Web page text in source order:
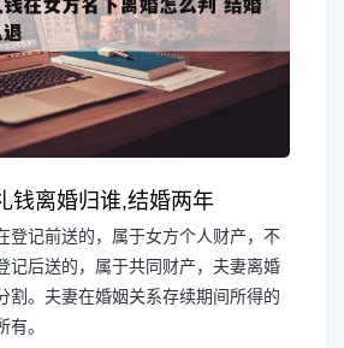
钱离婚归谁,结婚两年
登记前送的，属于女方个人财产，不
记后送的，属于共同财产，夫妻离婚
割。夫妻在婚姻关系存续期间所得的
。
长按图片识别二维